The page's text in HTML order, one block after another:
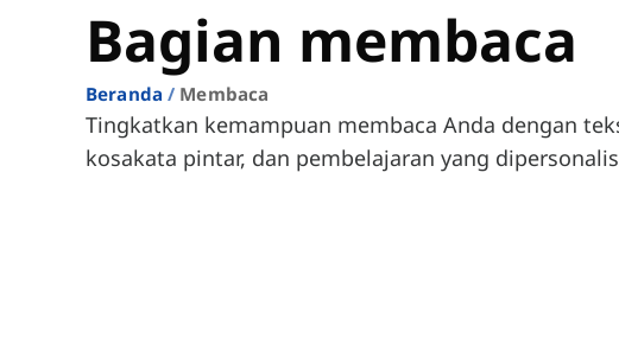
Bagian membaca
Beranda Membaca
Tingkatkan kemampuan membaca Anda dengan
kosakata pintar, dan pembelajaran yang